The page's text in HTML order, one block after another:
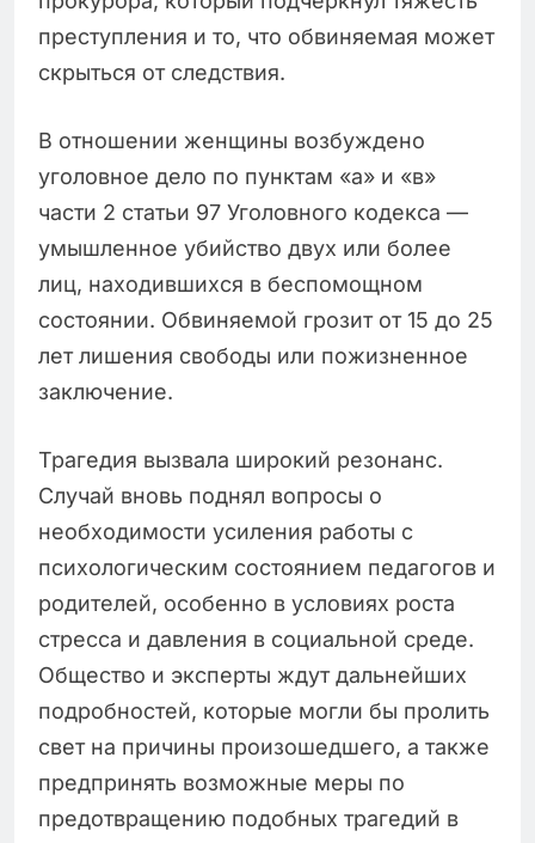
преступления и то, что обвиняемая может
скрыться от следствия.
В отношении женщины возбуждено
уголовное дело по пунктам «а» и «в»
части 2 статьи 97 Уголовного кодекса —
умышленное убийство двух или более
лиц, находившихся в беспомощном
состоянии. Обвиняемой грозит от 15 до 25
лет лишения свободы или пожизненное
заключение.
Трагедия вызвала широкий резонанс.
Случай вновь поднял вопросы о
необходимости усиления работы с
психологическим состоянием педагогов и
родителей, особенно в условиях роста
стресса и давления в социальной среде.
Общество и эксперты ждут дальнейших
подробностей, которые могли бы пролить
свет на причины произошедшего, а также
предпринять возможные меры по
предотвращению подобных трагедий в